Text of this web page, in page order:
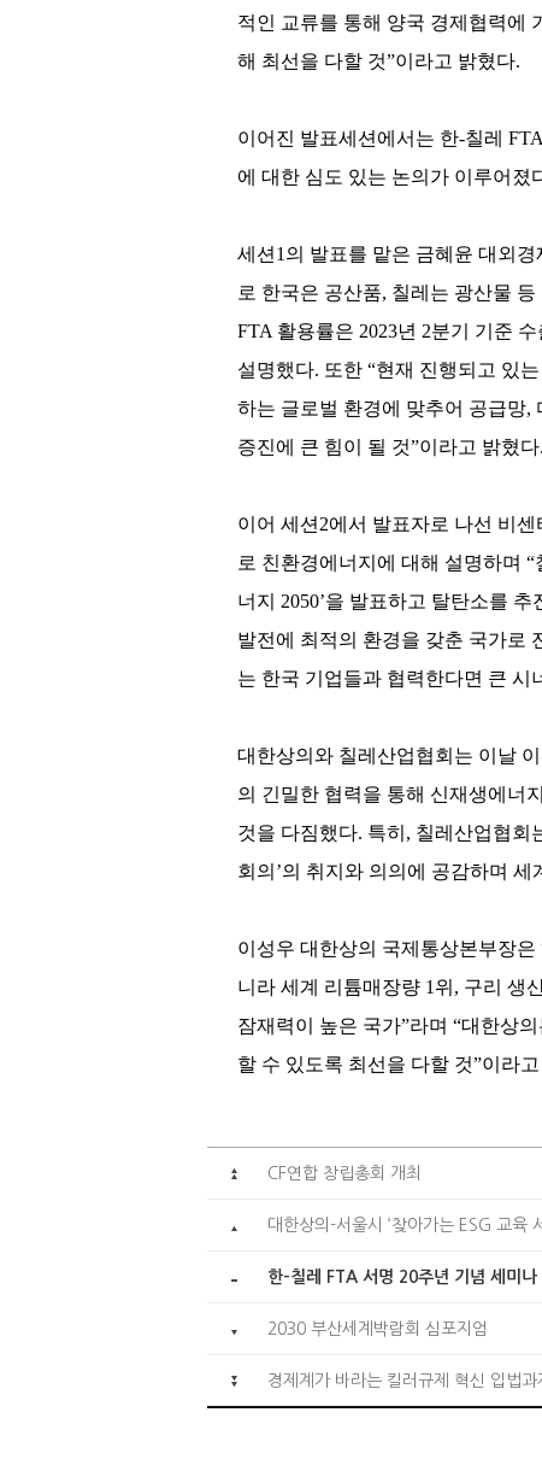
적인 교류를 통해 양국 경제협력에
해 최선을 다할 것”이라고 밝혔다.
이어진 발표세션에서는 한-칠레
에 대한 심도 있는 논의가 이루어졌
세션1의 발표를 맡은 금혜윤 대외
로 한국은 공산품, 칠레는 광산물
FTA 활용률은 2023년 2분기 기준
설명했다. 또한 “현재 진행되고 있
하는 글로벌 환경에 맞추어 공급망,
증진에 큰 힘이 될 것”이라고 밝혔다.
이어 세션2에서 발표자로 나선 비센
로 친환경에너지에 대해 설명하며
너지 2050’을 발표하고 탈탄소를
발전에 최적의 환경을 갖춘 국가로
는 한국 기업들과 협력한다면 큰 시
대한상의와 칠레산업협회는 이날
의 긴밀한 협력을 통해 신재생에너
것을 다짐했다. 특히, 칠레산업협회
회의’의 취지와 의의에 공감하며
이성우 대한상의 국제통상본부장
니라 세계 리튬매장량 1위, 구리 생
잠재력이 높은 국가”라며 “대한상
할 수 있도록 최선을 다할 것”이라
CF연합 창립총회 개최
대한상의-서울시 ‘찾아가는 ESG 교육
한-칠레 FTA 서명 20주년 기념 세미
2030 부산세계박람회 심포지엄
경제계가 바라는 킬러규제 혁신 입법과